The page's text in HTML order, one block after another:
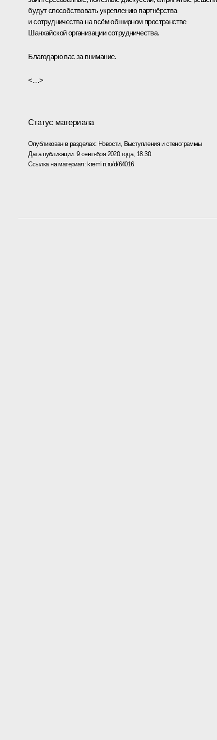
будут способствовать укреплению партнёрства
и сотрудничества на всём обширном пространстве
Шанхайской организации сотрудничества.
Благодарю вас за внимание.
<…>
Статус материала
Опубликован в разделах: Новости, Выступления и стенограммы
Дата публикации:9 сентября 2020 года, 18:30
Ссылка на материал: kremlin.ru/d/64016